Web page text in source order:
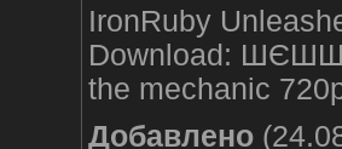
IronRuby
Download:
the mechanic
Добавлено